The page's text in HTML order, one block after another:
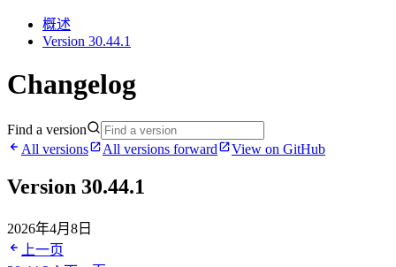
概述
Version 30.44.1
Changelog
Find a version
All versions
All versions forward View on GitHub
Version 30.44.1
2026年4月8日
上一页